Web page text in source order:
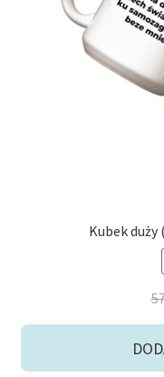
Kubek